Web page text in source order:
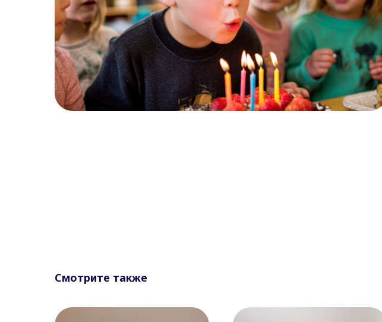
Смотрите также